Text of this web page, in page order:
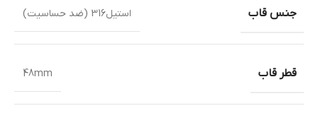
جنس قاب استیل316 (ضد حساسیت)
قطر قاب 48mm